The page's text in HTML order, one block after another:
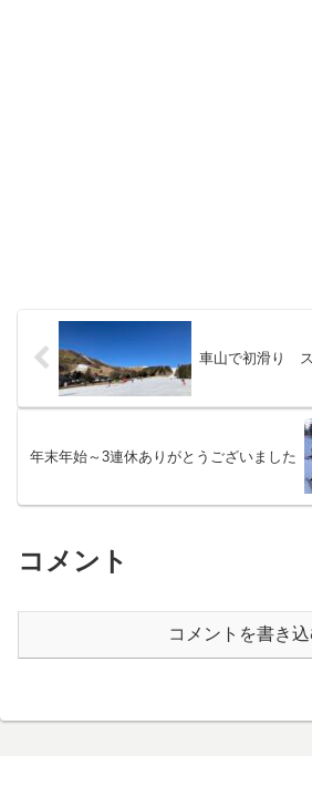
車山で初滑り
年末年始～3連休ありがとうございました
コメント
コメントを書き